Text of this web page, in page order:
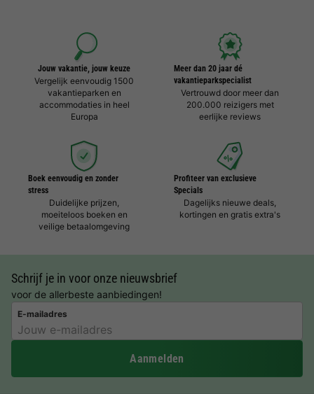
Jouw vakantie, jouw keuze
Vergelijk eenvoudig 1500
vakantieparken en
accommodaties in heel
Europa
Meer dan 20 jaar dé
vakantieparkspecialist
Vertrouwd door meer dan
200.000 reizigers met
eerlijke reviews
Boek eenvoudig en zonder
stress
Duidelijke prijzen,
moeiteloos boeken en
veilige betaalomgeving
Profiteer van exclusieve
Specials
Dagelijks nieuwe deals,
kortingen en gratis extra's
Schrijf je in voor onze nieuwsbrief
voor de allerbeste aanbiedingen!
E-mailadres
Aanmelden